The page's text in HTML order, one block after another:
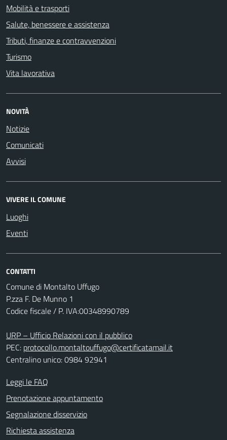
Mobilità e trasporti
Salute, benessere e assistenza
Tributi, finanze e contravvenzioni
Turismo
Vita lavorativa
NOVITÀ
Notizie
Comunicati
Avvisi
VIVERE IL COMUNE
Luoghi
Eventi
CONTATTI
Comune di Montalto Uffugo
P.zza F. De Munno 1
Codice fiscale / P. IVA:00348990789
URP – Ufficio Relazioni con il pubblico
PEC: protocollo.montaltouffugo@certificatamail.it
Centralino unico: 0984 92941
Leggi le FAQ
Prenotazione appuntamento
Segnalazione disservizio
Richiesta assistenza